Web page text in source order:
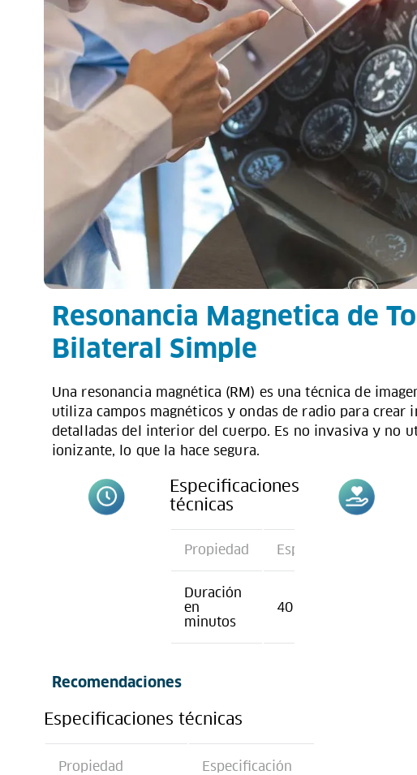
Resonancia Magnetica de
Bilateral Simple
Una resonancia magnética (RM) es una técnica de
utiliza campos magnéticos y ondas de radio para crear
detalladas del interior del cuerpo. Es no invasiva y no
ionizante, lo que la hace segura.
Especificaciones
técnicas
Propiedad Especificación
Duración
en
minutos
40
Recomendaciones
Especificaciones técnicas
Propiedad Especificación